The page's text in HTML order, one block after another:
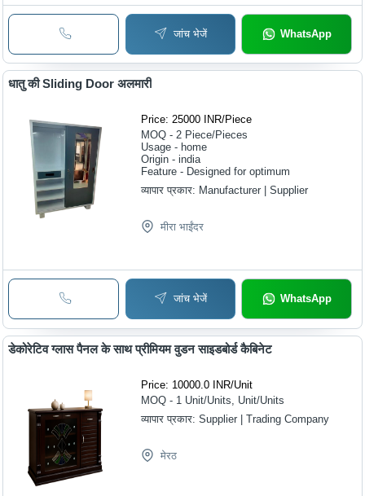
जांच भेजें WhatsApp
धातु की Sliding Door अलमारी
Price: 25000 INR/Piece
MOQ - 2 Piece/Pieces
Usage - home
Origin - india
Feature - Designed for optimum
व्यापार प्रकार: Manufacturer | Supplier
मीरा भाईंदर
जांच भेजें WhatsApp
डेकोरेटिव ग्लास पैनल के साथ प्रीमियम वुडन साइडबोर्ड कैबिनेट
Price: 10000.0 INR/Unit
MOQ - 1 Unit/Units, Unit/Units
व्यापार प्रकार:Supplier | Trading Company
मेरठ